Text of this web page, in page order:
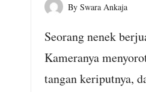
Posted
By Swara Ankaja
Seorang nenek
Kameranya
tangan keriputnya,